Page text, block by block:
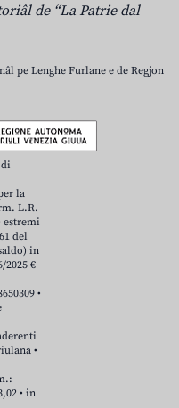
de “La Patrie dal
pe Lenghe Furlane e de Regjon
la
L.R.
estremi
del
in
2025 €
•
•
• in